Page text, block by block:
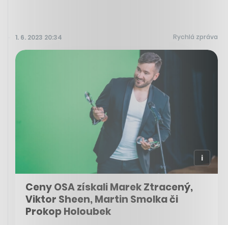
1. 6. 2023 20:34 Rychlá zpráva
Ceny OSA získali Marek Ztracený,
Viktor Sheen, Martin Smolka či
Prokop Holoubek